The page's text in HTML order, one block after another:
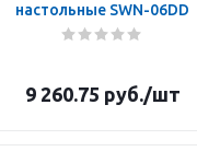
настольные SWN-06DD
9 260.75 руб./шт